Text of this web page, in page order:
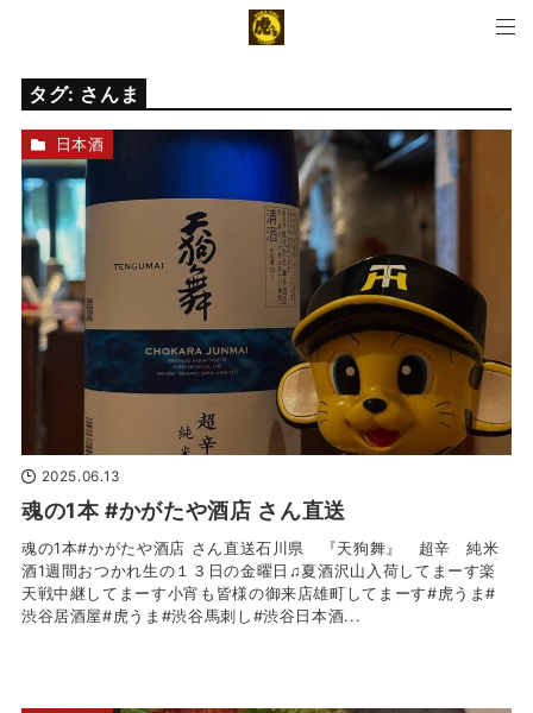
タグ: さんま
2025.06.13
魂の1本 #かがたや酒店 さん直送
魂の1本#かがたや酒店 さん直送石川県 『天狗舞』 超辛 純米
酒1週間おつかれ生の１３日の金曜日♫夏酒沢山入荷してまーす楽
天️戦中継してまーす小宵も皆様の御来店雄町してまーす#虎うま#
渋谷居酒屋#虎うま#渋谷馬刺し#渋谷日本酒...
日本酒